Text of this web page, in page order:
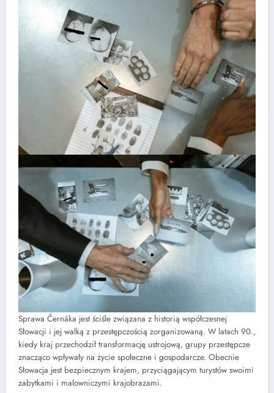
Sprawa Černáka jest ściśle związana z historią współczesnej
Słowacji i jej walką z przestępczością zorganizowaną. W latach 90.,
kiedy kraj przechodził transformację ustrojową, grupy przestępcze
znacząco wpływały na życie społeczne i gospodarcze. Obecnie
Słowacja jest bezpiecznym krajem, przyciągającym turystów swoimi
zabytkami i malowniczymi krajobrazami.